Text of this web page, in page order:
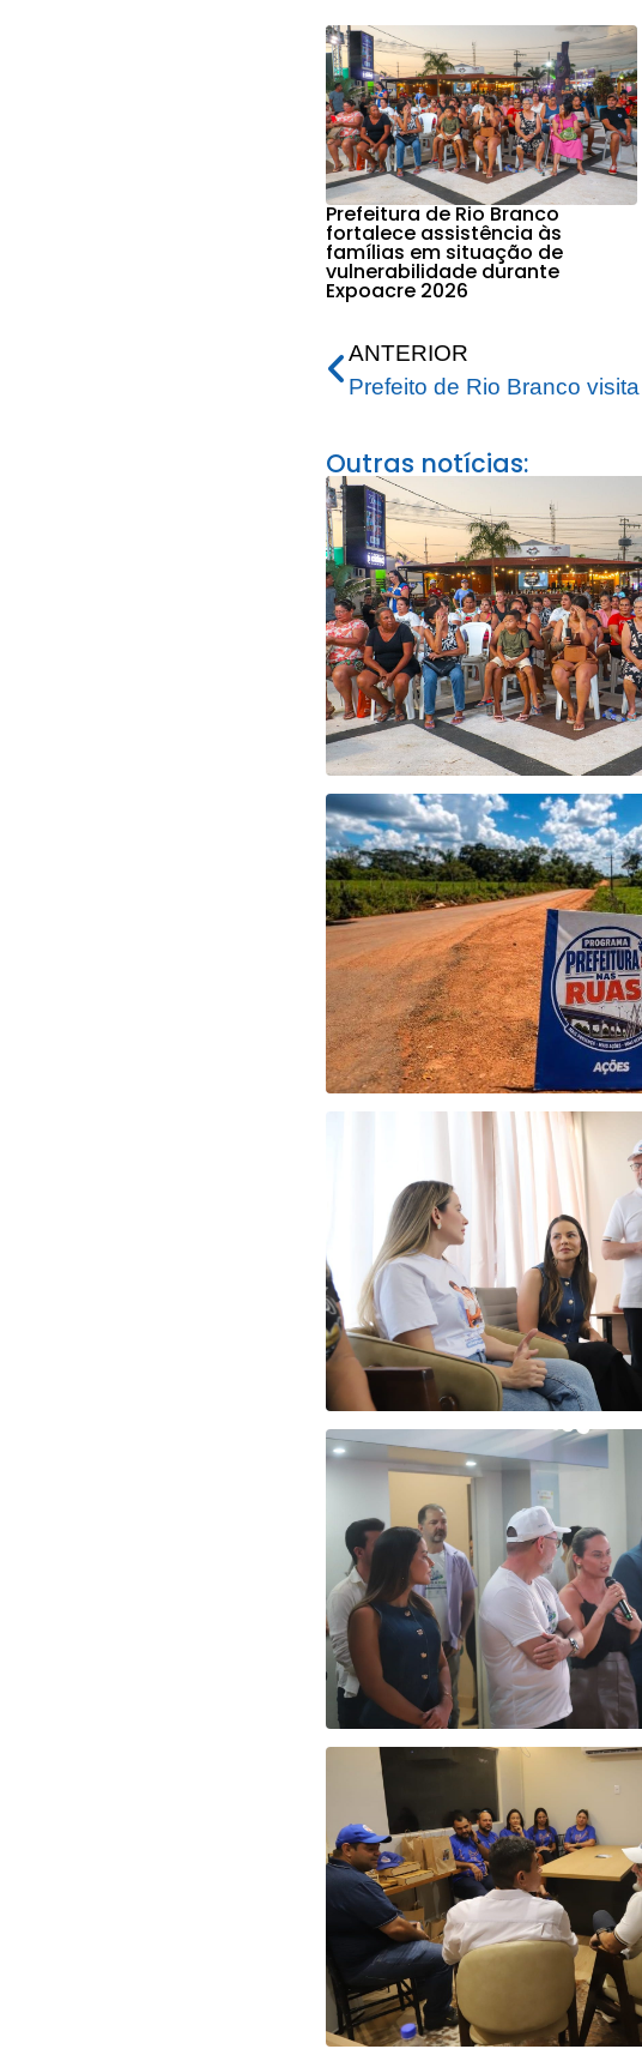
Prefeitura de Rio Branco
fortalece assistência às
famílias em situação de
vulnerabilidade durante
Expoacre 2026
ANTERIOR
Outras notícias: